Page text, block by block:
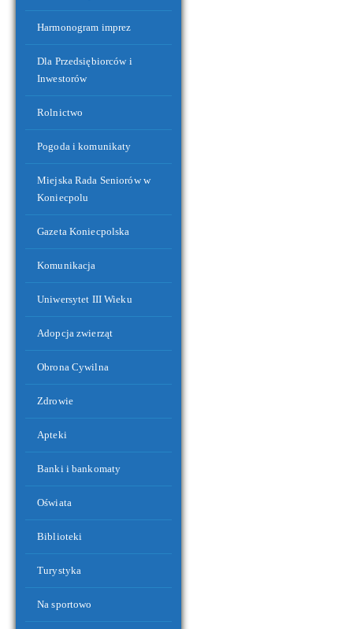
Harmonogram imprez
Dla Przedsiębiorców i
Inwestorów
Rolnictwo
Pogoda i komunikaty
Miejska Rada Seniorów w
Koniecpolu
Gazeta Koniecpolska
Komunikacja
Uniwersytet III Wieku
Adopcja zwierząt
Obrona Cywilna
Zdrowie
Apteki
Banki i bankomaty
Oświata
Biblioteki
Turystyka
Na sportowo